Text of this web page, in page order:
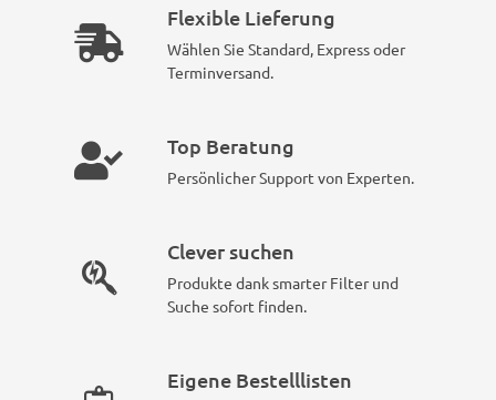
Flexible Lieferung
Wählen Sie Standard, Express oder
Terminversand.
Top Beratung
Persönlicher Support von Experten.
Clever suchen
Produkte dank smarter Filter und
Suche sofort finden.
Eigene Bestelllisten